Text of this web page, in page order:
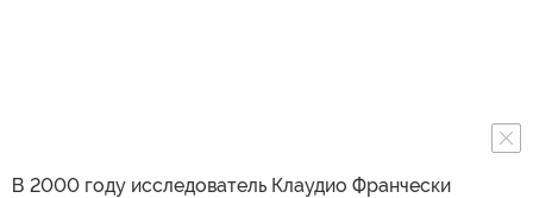
В 2000 году исследователь Клаудио Франчески